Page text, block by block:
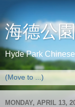
海德公
Hyde Park
MONDAY, APRIL 13,